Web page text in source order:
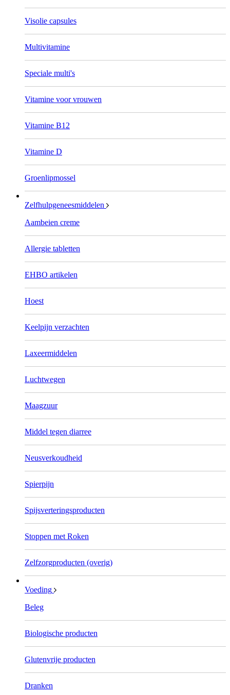
Visolie capsules
Multivitamine
Speciale multi's
Vitamine voor vrouwen
Vitamine B12
Vitamine D
Groenlipmossel
Zelfhulpgeneesmiddelen
Aambeien creme
Allergie tabletten
EHBO artikelen
Hoest
Keelpijn verzachten
Laxeermiddelen
Luchtwegen
Maagzuur
Middel tegen diarree
Neusverkoudheid
Spierpijn
Spijsverteringsproducten
Stoppen met Roken
Zelfzorgproducten (overig)
Voeding
Beleg
Biologische producten
Glutenvrije producten
Dranken